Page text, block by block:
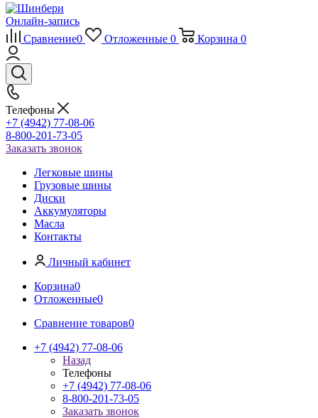
Онлайн-запись
Сравнение0 Отложенные 0 Корзина 0
Телефоны
+7 (4942) 77-08-06
8-800-201-73-05
Заказать звонок
Легковые шины
Грузовые шины
Диски
Аккумуляторы
Масла
Контакты
Личный кабинет
Корзина0
Отложенные0
Сравнение товаров0
+7 (4942) 77-08-06
Назад
Телефоны
+7 (4942) 77-08-06
8-800-201-73-05
Заказать звонок